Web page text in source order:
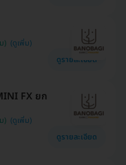
)
ดูรายละเอียด
FX ยก
)
ดูรายละเอียด